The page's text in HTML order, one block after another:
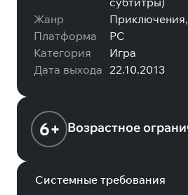
Жанр
Платформа
PC
Категория
Игра
Дата выхода 22.10.2013
6+ Возрастное
Системные требования